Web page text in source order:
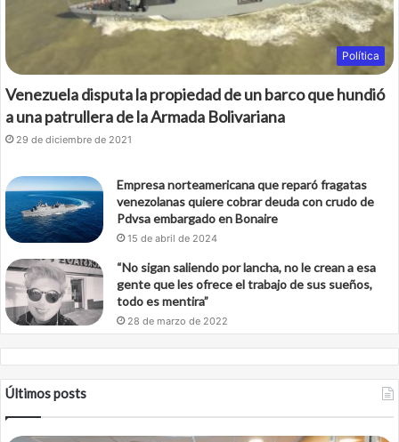
Política
Venezuela disputa la propiedad de un barco que hundió
a una patrullera de la Armada Bolivariana
29 de diciembre de 2021
Empresa norteamericana que reparó fragatas
venezolanas quiere cobrar deuda con crudo de
Pdvsa embargado en Bonaire
15 de abril de 2024
“No sigan saliendo por lancha, no le crean a esa
gente que les ofrece el trabajo de sus sueños,
todo es mentira”
28 de marzo de 2022
Últimos posts